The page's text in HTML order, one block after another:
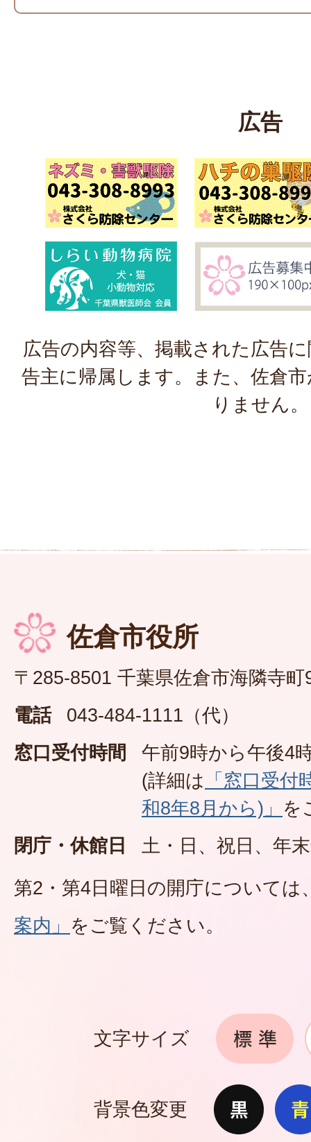
広告
広告の内容等、掲載された広告
告主に帰属します。また、佐倉
りません。
佐倉市役所
〒285-8501 千葉県佐倉市海隣寺町
電話
043-484-1111（代）
窓口受付時間
午前9時から午後4
(詳細は 「窓口受
和8年8月から)」 を
閉庁・休館日
土・日、祝日、年
第2・第4日曜日の開庁については
案内」 をご覧ください。
文字サイズ
背景色変更